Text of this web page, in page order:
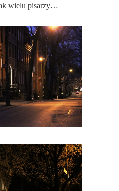
wielu pisarzy…